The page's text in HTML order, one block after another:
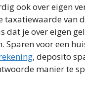
ook over eigen
taxatiewaarde van
dat je over eigen
Sparen voor een
, deposito
manier te